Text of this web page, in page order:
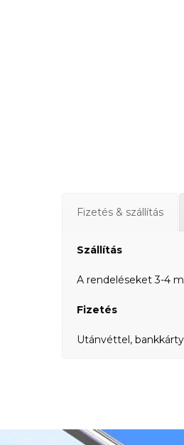
Fizetés & szállítás
Szállítás
A rendeléseket 3-4
Fizetés
Utánvéttel,